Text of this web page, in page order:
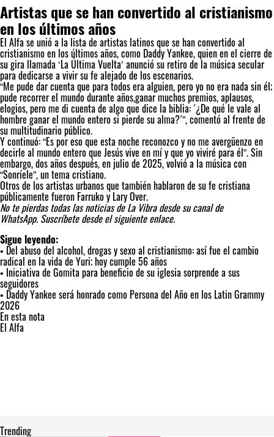
Artistas que se han convertido al cristianismo
en los últimos años
El Alfa se unió a la lista de artistas latinos que se han convertido al
cristianismo en los últimos años, como Daddy Yankee, quien en el cierre de
su gira llamada ‘La Última Vuelta’ anunció su retiro de la música secular
para dedicarse a vivir su fe alejado de los escenarios.
“Me pude dar cuenta que para todos era alguien, pero yo no era nada sin él;
pude recorrer el mundo durante años,ganar muchos premios, aplausos,
elogios, pero me di cuenta de algo que dice la biblia: ´¿De qué le vale al
hombre ganar el mundo entero si pierde su alma?´”, comentó al frente de
su multitudinario público.
Y continuó: “Es por eso que esta noche reconozco y no me avergüenzo en
decirle al mundo entero que Jesús vive en mí y que yo viviré para él”. Sin
embargo, dos años después, en julio de 2025, volvió a la música con
“Sonríele”, un tema cristiano.
Otros de los artistas urbanos que también hablaron de su fe cristiana
públicamente fueron Farruko y Lary Over.
No te pierdas todas las noticias de La Vibra desde su canal de
WhatsApp. Suscríbete desde el siguiente enlace.
Sigue leyendo:
• Del abuso del alcohol, drogas y sexo al cristianismo: así fue el cambio
radical en la vida de Yuri; hoy cumple 56 años
• Iniciativa de Gomita para beneficio de su iglesia sorprende a sus
seguidores
• Daddy Yankee será honrado como Persona del Año en los Latin Grammy
2026
En esta nota
El Alfa
Trending